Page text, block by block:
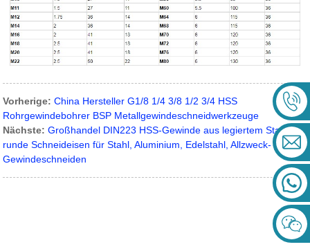
Vorherige: China Hersteller G1/8 1/4 3/8 1/2 3/4 HSS
Rohrgewindebohrer BSP Metallgewindeschneidwerkzeuge
Nächste: Großhandel DIN223 HSS-Gewinde aus legiertem Stahl,
runde Schneideisen für Stahl, Aluminium, Edelstahl, Allzweck-
Gewindeschneiden